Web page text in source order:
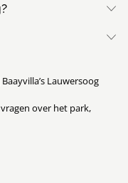
Lauwersoog
over het park,